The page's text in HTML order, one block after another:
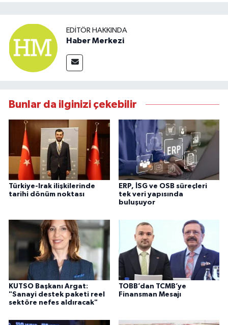
EDITÖR HAKKINDA
Haber Merkezi
Bunlar da ilginizi çekebilir
Türkiye-Irak ilişkilerinde
tarihi dönüm noktası
ERP, İSG ve OSB süreçleri
tek veri yapısında
buluşuyor
KUTSO Başkanı Argat:
"Sanayi destek paketi reel
sektöre nefes aldıracak"
TOBB’dan TCMB’ye
Finansman Mesajı